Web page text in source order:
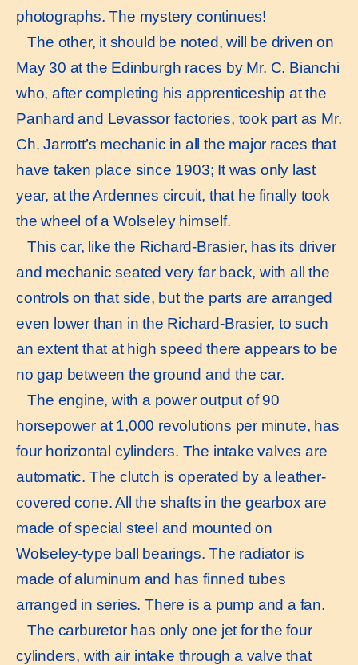
photographs. The mystery continues!
The other, it should be noted, will be driven on
May 30 at the Edinburgh races by Mr. C. Bianchi
who, after completing his apprenticeship at the
Panhard and Levassor factories, took part as Mr.
Ch. Jarrott’s mechanic in all the major races that
have taken place since 1903; It was only last
year, at the Ardennes circuit, that he finally took
the wheel of a Wolseley himself.
This car, like the Richard-Brasier, has its driver
and mechanic seated very far back, with all the
controls on that side, but the parts are arranged
even lower than in the Richard-Brasier, to such
an extent that at high speed there appears to be
no gap between the ground and the car.
The engine, with a power output of 90
horsepower at 1,000 revolutions per minute, has
four horizontal cylinders. The intake valves are
automatic. The clutch is operated by a leather-
covered cone. All the shafts in the gearbox are
made of special steel and mounted on
Wolseley-type ball bearings. The radiator is
made of aluminum and has finned tubes
arranged in series. There is a pump and a fan.
The carburetor has only one jet for the four
cylinders, with air intake through a valve that